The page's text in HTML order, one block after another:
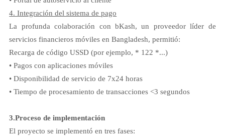
4. Integración del sistema de pago
La profunda colaboración con bKash, un proveedor líder de
servicios financieros móviles en Bangladesh, permitió:
Recarga de código USSD (por ejemplo, * 122 *...)
• Pagos con aplicaciones móviles
• Disponibilidad de servicio de 7x24 horas
• Tiempo de procesamiento de transacciones <3 segundos
3.Proceso de implementación
El proyecto se implementó en tres fases: